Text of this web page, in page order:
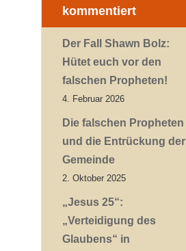
kommentiert
Der Fall Shawn Bolz:
Hütet euch vor den
falschen Propheten!
4. Februar 2026
Die falschen Propheten
und die Entrückung der
Gemeinde
2. Oktober 2025
„Jesus 25“:
„Verteidigung des
Glaubens“ in